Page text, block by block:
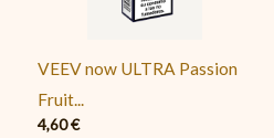
VEEV now ULTRA Passion
Fruit...
4,60€
Guava
Kiwi